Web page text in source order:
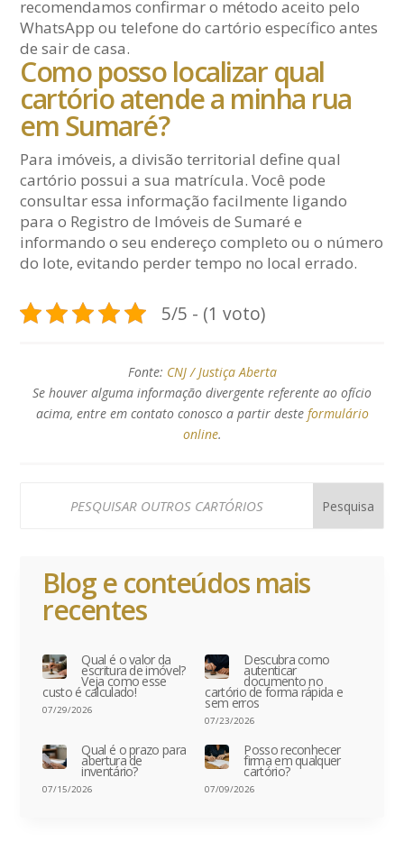
recomendamos confirmar o método aceito pelo
WhatsApp ou telefone do cartório específico antes
de sair de casa.
Como posso localizar qual
cartório atende a minha rua
em Sumaré?
Para imóveis, a divisão territorial define qual
cartório possui a sua matrícula. Você pode
consultar essa informação facilmente ligando
para o Registro de Imóveis de Sumaré e
informando o seu endereço completo ou o número
do lote, evitando perder tempo no local errado.
5/5 - (1 voto)
Fonte: CNJ / Justiça Aberta
Se houver alguma informação divergente referente ao ofício
acima, entre em contato conosco a partir deste formulário
online.
Blog e conteúdos mais
recentes
Qual é o valor da
escritura de imóvel?
Veja como esse
custo é calculado!
07/29/2026
Descubra como
autenticar
documento no
cartório de forma rápida e
sem erros
07/23/2026
Qual é o prazo para
abertura de
inventário?
07/15/2026
Posso reconhecer
firma em qualquer
cartório?
07/09/2026